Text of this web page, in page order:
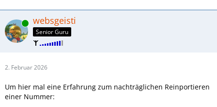
Online websgeisti
Senior Guru
2. Februar 2026
Um hier mal eine Erfahrung zum nachträglichen Reinportieren
einer Nummer: